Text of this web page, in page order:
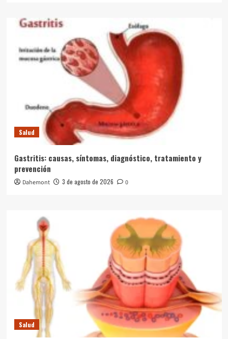
Salud
Gastritis: causas, síntomas, diagnóstico, tratamiento y
prevención
Dahemont 3 de agosto de 2026 0
Salud